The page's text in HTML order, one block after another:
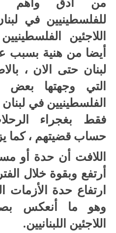
للفلسطينيين في
اللاجئين
أيضا من هنية بسبب
لبنان حتى الان ،
التي وجهتها بعض
الفلسطينيين في
فقط بغجراء
حساب قضيتهم ، كما
اللافت أن حدة أو
أرتفع وبقوة خلال
ارتفاع حدة الأزمات
وهو ما أنعكس
اللاجئين اللبنانيين.